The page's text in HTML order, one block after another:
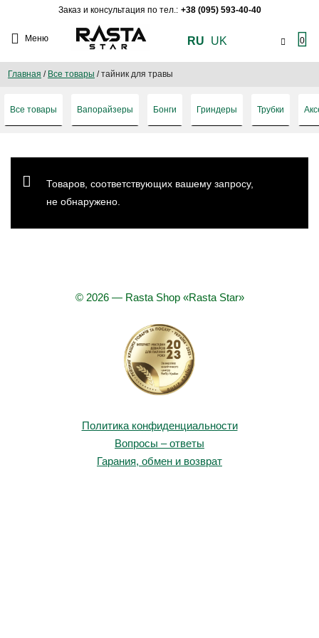
Заказ и консультация по тел.: +38 (095) 593-40-40
Меню RU UK 0
Главная / Все товары /тайник для травы
Все товары Вапорайзеры Бонги Гриндеры Трубки
Товаров, соответствующих вашему запросу,
не обнаружено.
© 2026 — Rasta Shop «Rasta Star»
Политика конфиденциальности
Вопросы – ответы
Гарания, обмен и возврат